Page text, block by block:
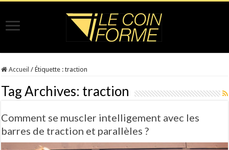
Accueil / Étiquette :traction
Tag Archives: traction
Comment se muscler intelligement avec les
barres de traction et parallèles ?